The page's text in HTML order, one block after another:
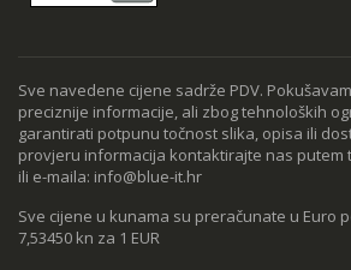
Sve navedene cijene sadrže PDV.
preciznije informacije, ali zbog tehnoloških
garantirati potpunu točnost slika, opisa ili
provjeru informacija kontaktirajte nas putem
ili e-maila: info@blue-it.hr
Sve cijene u kunama su preračunate u Euro
7,53450 kn za 1 EUR